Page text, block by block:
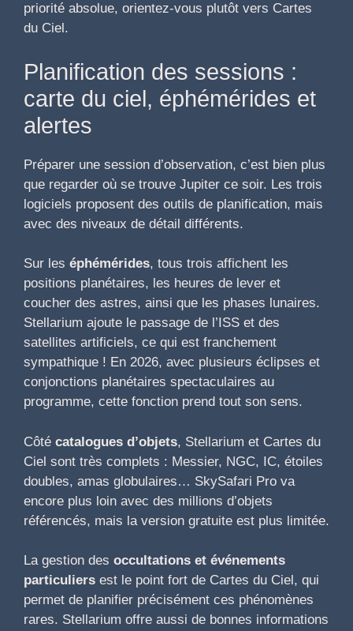
priorité absolue, orientez-vous plutôt vers Cartes
du Ciel.
Planification des sessions :
carte du ciel, éphémérides et
alertes
Préparer une session d’observation, c’est bien plus
que regarder où se trouve Jupiter ce soir. Les trois
logiciels proposent des outils de planification, mais
avec des niveaux de détail différents.
Sur les éphémérides, tous trois affichent les
positions planétaires, les heures de lever et
coucher des astres, ainsi que les phases lunaires.
Stellarium ajoute le passage de l’ISS et des
satellites artificiels, ce qui est franchement
sympathique ! En 2026, avec plusieurs éclipses et
conjonctions planétaires spectaculaires au
programme, cette fonction prend tout son sens.
Côté catalogues d’objets, Stellarium et Cartes du
Ciel sont très complets : Messier, NGC, IC, étoiles
doubles, amas globulaires… SkySafari Pro va
encore plus loin avec des millions d’objets
référencés, mais la version gratuite est plus limitée.
La gestion des occultations et événements
particuliers est le point fort de Cartes du Ciel, qui
permet de planifier précisément ces phénomènes
rares. Stellarium offre aussi de bonnes informations